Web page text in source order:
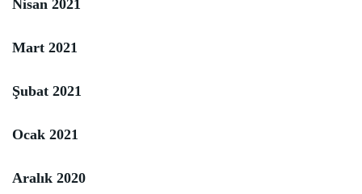
Nisan 2021
Mart 2021
Şubat 2021
Ocak 2021
Aralık 2020